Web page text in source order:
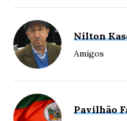
Nilton
Amigos
Pavilhão